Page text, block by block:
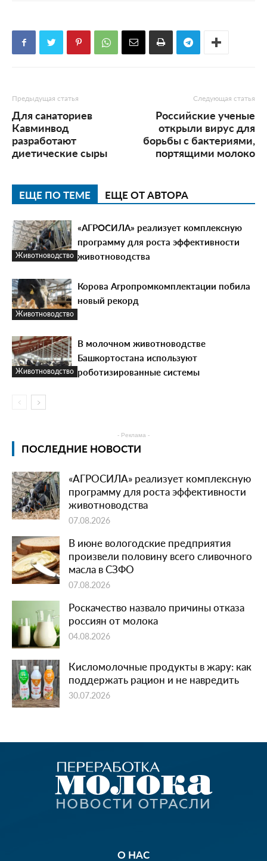
Предыдущая статья
Для санаториев
Кавминвод
разработают
диетические сыры
Следующая статья
Российские ученые
открыли вирус для
борьбы с бактериями,
портящими молоко
ЕЩЕ ПО ТЕМЕ ЕЩЕ ОТ АВТОРА
Животноводство
«АГРОСИЛА» реализует комплексную
программу для роста эффективности
животноводства
Животноводство
Корова Агропромкомплектации побила
новый рекорд
Животноводство
В молочном животноводстве
Башкортостана используют
роботизированные системы
- Реклама -
ПОСЛЕДНИЕ НОВОСТИ
«АГРОСИЛА» реализует комплексную
программу для роста эффективности
животноводства
07.08.2026
В июне вологодские предприятия
произвели половину всего сливочного
масла в СЗФО
07.08.2026
Роскачество назвало причины отказа
россиян от молока
04.08.2026
Кисломолочные продукты в жару: как
поддержать рацион и не навредить
30.07.2026
О НАС